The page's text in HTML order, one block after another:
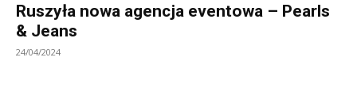
Ruszyła nowa agencja eventowa – Pearls
& Jeans
24/04/2024